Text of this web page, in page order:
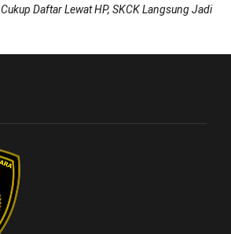
Cukup Daftar Lewat HP, SKCK Langsung Jadi